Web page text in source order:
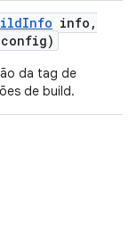
Info info ,
config)
da tag de
de build.